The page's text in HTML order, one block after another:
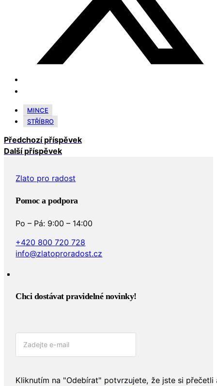
MINCE
STŘÍBRO
Předchozí příspěvek
Další příspěvek
Zlato pro radost
Pomoc a podpora
Po – Pá: 9:00 – 14:00
+420 800 720 728
info@zlatoproradost.cz
Chci dostávat pravidelné novinky!​
Kliknutím na "Odebírat" potvrzujete, že jste si přečetli